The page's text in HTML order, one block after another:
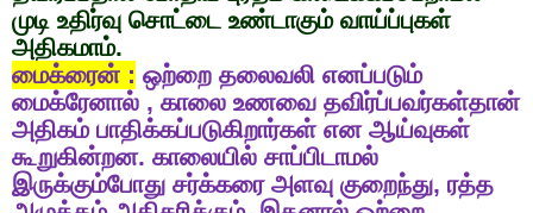
முடி உதிர்வு சொட்டை உண்டாகும் வாய்ப்புகள்
அதிகமாம்.
மைக்ரைன் : ஒற்றை தலைவலி எனப்படும்
மைக்ரேனால் , காலை உணவை தவிர்ப்பவர்கள்தான்
அதிகம் பாதிக்கப்படுகிறார்கள் என ஆய்வுகள்
கூறுகின்றன. காலையில் சாப்பிடாமல்
இருக்கும்போது சர்க்கரை அளவு குறைந்து, ரத்த